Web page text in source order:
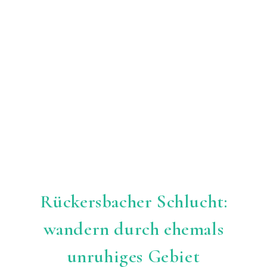
Rückersbacher Schlucht:
wandern durch ehemals
unruhiges Gebiet